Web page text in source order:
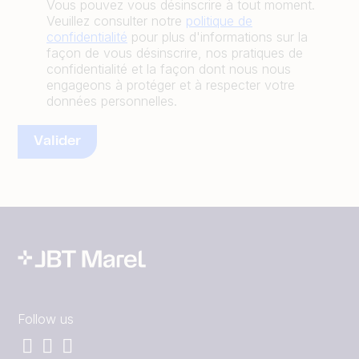
Vous pouvez vous désinscrire à tout moment.
Veuillez consulter notre politique de
confidentialité pour plus d'informations sur la
façon de vous désinscrire, nos pratiques de
confidentialité et la façon dont nous nous
engageons à protéger et à respecter votre
données personnelles.
Follow us